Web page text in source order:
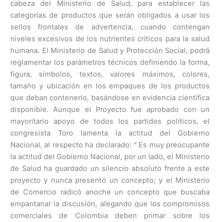
cabeza del Ministerio de Salud, para establecer las
categorías de productos que serán obligados a usar los
sellos frontales de advertencia, cuando contengan
niveles excesivos de los nutrientes críticos para la salud
humana. El Ministerio de Salud y Protección Social, podrá
reglamentar los parámetros técnicos definiendo la forma,
figura, símbolos, textos, valores máximos, colores,
tamaño y ubicación en los empaques de los productos
que deban contenerlo, basándose en evidencia científica
disponible. Aunque el Proyecto fue aprobado con un
mayoritario apoyo de todos los partidos políticos, el
congresista Toro lamenta la actitud del Gobierno
Nacional, al respecto ha declarado: “ Es muy preocupante
la actitud del Gobierno Nacional, por un lado, el Ministerio
de Salud ha guardado un silencio absoluto frente a este
proyecto y nunca presentó un concepto; y el Ministerio
de Comercio radicó anoche un concepto que buscaba
empantanar la discusión, alegando que los compromisos
comerciales de Colombia deben primar sobre los